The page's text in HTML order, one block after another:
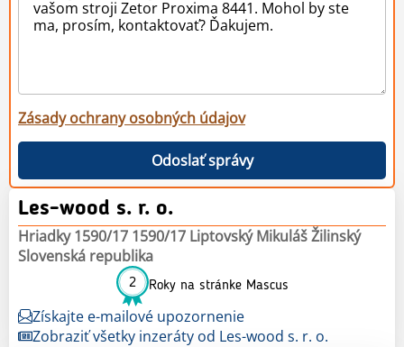
Zásady ochrany osobných údajov
Odoslať správy
Les-wood s. r. o.
Hriadky 1590/17 1590/17 Liptovský Mikuláš Žilinský
Slovenská republika
2 Roky na stránke Mascus
Získajte e-mailové upozornenie
Zobraziť všetky inzeráty od Les-wood s. r. o.